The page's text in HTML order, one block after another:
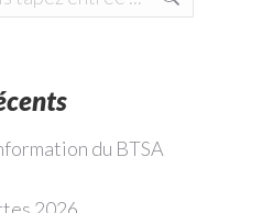
du BTSA